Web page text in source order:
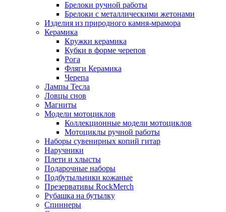
Брелоки ручной работы
Брелоки с металлическими жетонами
Изделия из природного камня-мрамора
Керамика
Кружки керамика
Кубки в форме черепов
Рога
Фляги Керамика
Черепа
Лампы Тесла
Ловцы снов
Магниты
Модели мотоциклов
Коллекционные модели мотоциклов
Мотоциклы ручной работы
Наборы сувенирных копий гитар
Наручники
Плети и хлысты
Подарочные наборы
Подбутыльники кожаные
Презервативы RockMerch
Рубашка на бутылку
Спиннеры